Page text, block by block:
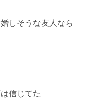
しそうな友人なら
信じてた